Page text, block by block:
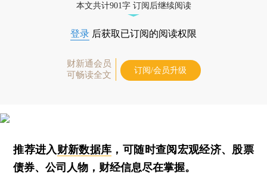
本文共计901字 订阅后继续阅读
登录 后获取已订阅的阅读权限
财新通会员
可畅读全文
订阅/会员升级
推荐进入财新数据库 ，可随时查阅宏观经济、股票
债券、公司人物，财经信息尽在掌握。